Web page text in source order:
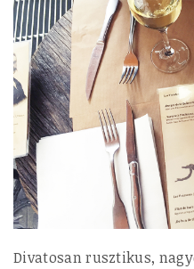
Divatosan rusztikus,